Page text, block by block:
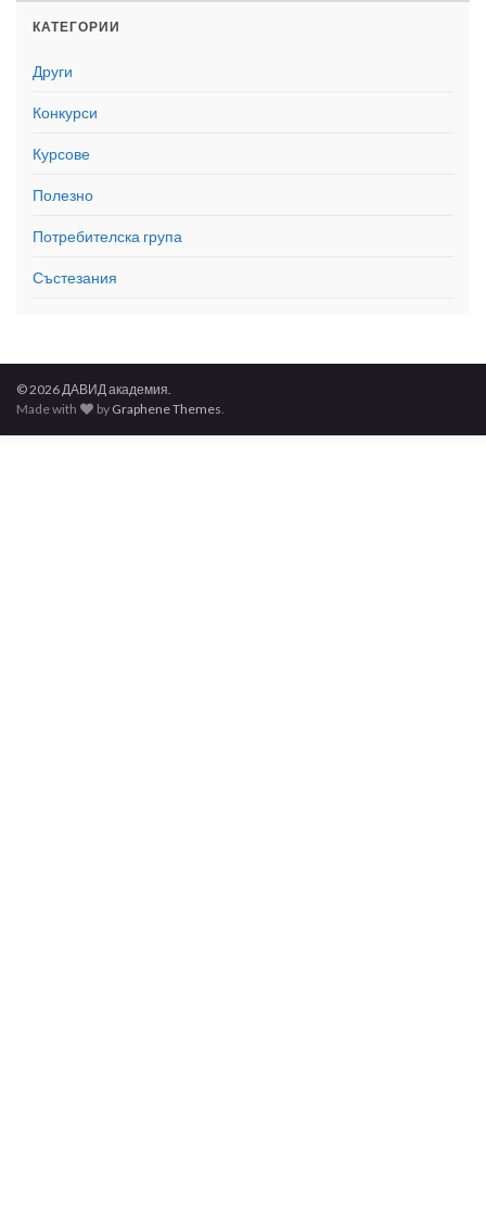
КАТЕГОРИИ
Други
Конкурси
Курсове
Полезно
Потребителска група
Състезания
© 2026 ДАВИД академия.
Made with
by Graphene Themes.